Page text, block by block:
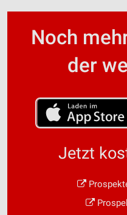
Noch
der
Jetzt